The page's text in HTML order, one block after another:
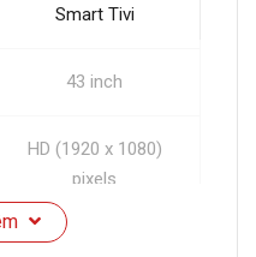
Smart Tivi
43 inch
HD (1920 x 1080)
pixels